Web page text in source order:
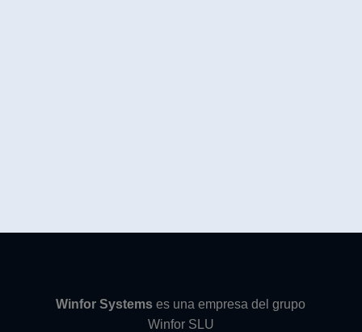
Winfor Systems es una empresa del grupo
Winfor SLU